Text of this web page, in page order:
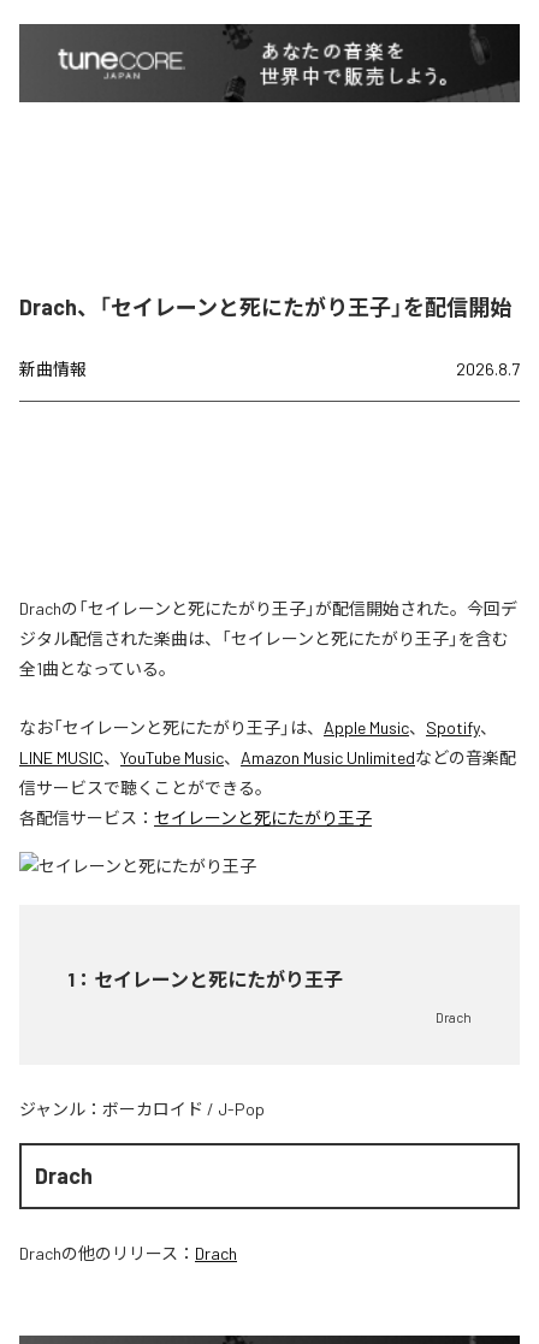
Drach、「セイレーンと死にたがり王子」を配信開始
新曲情報 2026.8.7
Drachの「セイレーンと死にたがり王子」が配信開始された。今回デ
ジタル配信された楽曲は、「セイレーンと死にたがり王子」を含む
全1曲となっている。
なお「セイレーンと死にたがり王子」は、 Apple Music、 Spotify、
LINE MUSIC、 YouTube Music、 Amazon Music Unlimitedなどの音楽配
信サービスで聴くことができる。
各配信サービス： セイレーンと死にたがり王子
1 ： セイレーンと死にたがり王子
Drach
ジャンル： ボーカロイド / J-Pop
Drach
Drachの他のリリース： Drach